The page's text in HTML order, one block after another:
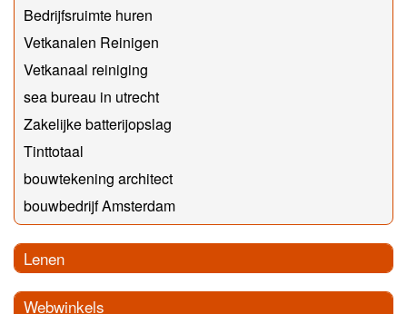
Bedrijfsruimte huren
Vetkanalen Reinigen
Vetkanaal reiniging
sea bureau in utrecht
Zakelijke batterijopslag
Tinttotaal
bouwtekening architect
bouwbedrijf Amsterdam
Lenen
Webwinkels